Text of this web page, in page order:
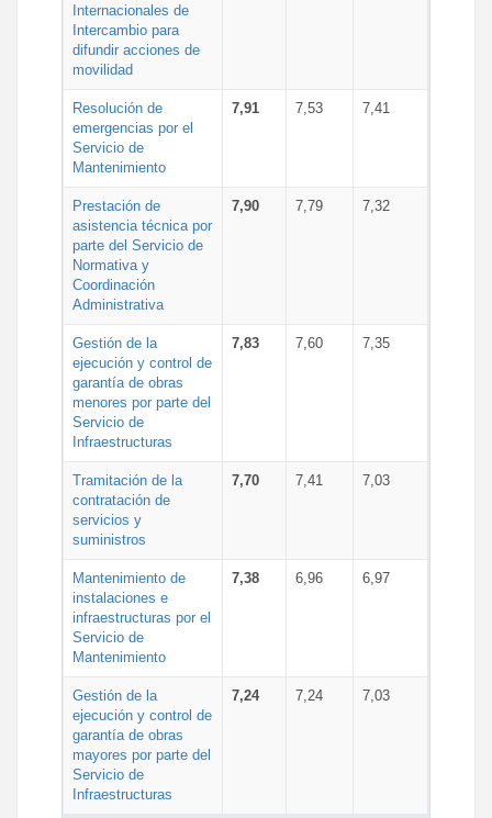
Internacionales de
Intercambio para
difundir acciones de
movilidad
Resolución de
emergencias por el
Servicio de
Mantenimiento
7,91 7,53 7,41
Prestación de
asistencia técnica por
parte del Servicio de
Normativa y
Coordinación
Administrativa
7,90 7,79 7,32
Gestión de la
ejecución y control de
garantía de obras
menores por parte del
Servicio de
Infraestructuras
7,83 7,60 7,35
Tramitación de la
contratación de
servicios y
suministros
7,70 7,41 7,03
Mantenimiento de
instalaciones e
infraestructuras por el
Servicio de
Mantenimiento
7,38 6,96 6,97
Gestión de la
ejecución y control de
garantía de obras
mayores por parte del
Servicio de
Infraestructuras
7,24 7,24 7,03